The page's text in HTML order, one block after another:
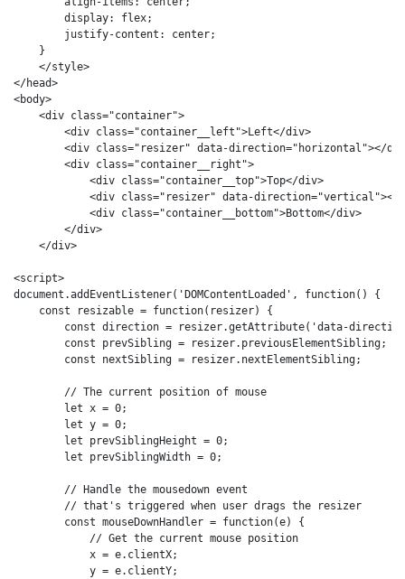
        display: flex;
        justify-content: center;
    }
    </style>
</head>
<body>
    <div class="container">
        <div class="container__left">Left</div>
<div class="resizer" data-direction="horizontal"></
        <div class="container__right">
            <div class="container__top">Top</div>
<div class="resizer" data-direction="vertical"></
            <div class="container__bottom">Bottom</div>
        </div>
    </div>
<script>
document.addEventListener('DOMContentLoaded', function() {
    const resizable = function(resizer) {
const direction = resizer.getAttribute('data-
        const prevSibling = resizer.previousElementSibling;
        const nextSibling = resizer.nextElementSibling;
        // The current position of mouse
        let x = 0;
        let y = 0;
        let prevSiblingHeight = 0;
        let prevSiblingWidth = 0;
        // Handle the mousedown event
        // that's triggered when user drags the resizer
        const mouseDownHandler = function(e) {
            // Get the current mouse position
            x = e.clientX;
            y = e.clientY;